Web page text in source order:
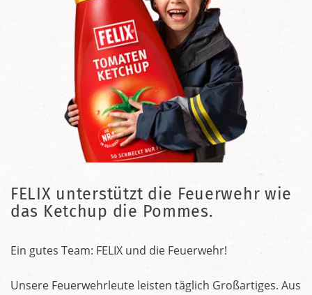
FELIX unterstützt die Feuerwehr wie
das Ketchup die Pommes.
Ein gutes Team: FELIX und die Feuerwehr!
Unsere Feuerwehrleute leisten täglich Großartiges. Aus